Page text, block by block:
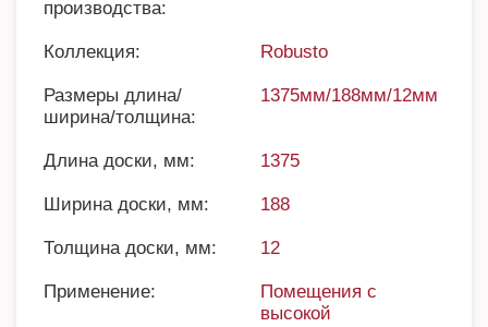
производства:
Коллекция: Robusto
Размеры длина/
ширина/толщина:
1375мм/188мм/12мм
Длина доски, мм: 1375
Ширина доски, мм: 188
Толщина доски, мм: 12
Применение:
Помещения с
высокой